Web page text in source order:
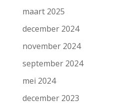
maart 2025
december 2024
november 2024
september 2024
mei 2024
december 2023